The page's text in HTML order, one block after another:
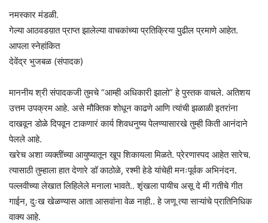
नमस्कार मंडळी.
गेल्या आठवडय़ात प्राप्त झालेल्या वाचकांच्या प्रतिक्रिया पुढील प्रमाणे आहेत.
आपला स्नेहांकित
देवेंद्र भुजबळ (संपादक)
माननीय श्री संपादकजी तुमचे “आम्ही अधिकारी झालो” हे पुस्तक वाचले. अतिशय
उत्तम उपक्रम आहे. असे मौक्तिक शोधून काढणे आणि त्यांची झळाळी इतरांना
दाखवून डोळे दिपवून टाकणारं कार्य शिवधनुष्य पेलण्यासारखे तुम्ही किती आनंदाने
पेलले आहे.
खरेच अशा व्यक्तींच्या आयुष्यातून खूप शिकायला मिळते. प्रेरणास्पद आहेत सारेच.
त्यासाठी तुम्हाला हात देणारे डॉ काठोळे, रश्मी हेडे यांचेही मनःपूर्वक अभिनंदन.
पल्लवीच्या लेखात लिहिलेले मनाला भावते.. शृंखला पायीच असू दे मी गतीचे गीत
गाईन, दुःख खेळण्यास आता आसवांना वेळ नाही.. हे जणू त्या साऱ्यांचे प्रातिनिधिक
वाक्य आहे.